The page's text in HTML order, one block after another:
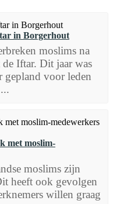
in Borgerhout
moslims na
Iftar. Dit jaar was
gepland voor leden
met moslim-
moslims zijn
heeft ook gevolgen
willen graag